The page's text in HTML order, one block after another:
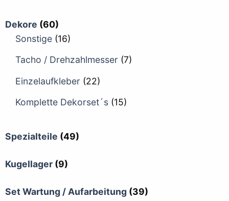
Dekore (60)
Sonstige (16)
Tacho / Drehzahlmesser (7)
Einzelaufkleber (22)
Komplette Dekorset´s (15)
Spezialteile (49)
Kugellager (9)
Set Wartung / Aufarbeitung (39)